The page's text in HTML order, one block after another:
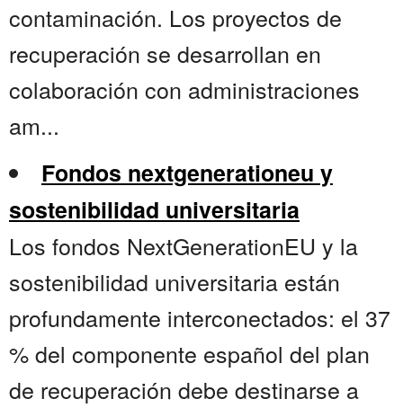
contaminación. Los proyectos de
recuperación se desarrollan en
colaboración con administraciones
am...
Fondos nextgenerationeu y
sostenibilidad universitaria
Los fondos NextGenerationEU y la
sostenibilidad universitaria están
profundamente interconectados: el 37
% del componente español del plan
de recuperación debe destinarse a